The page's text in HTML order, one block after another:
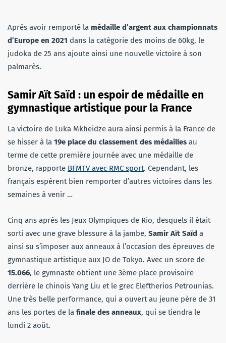
Après avoir remporté la médaille d’argent aux championnats
d’Europe en 2021 dans la catégorie des moins de 60kg, le
judoka de 25 ans ajoute ainsi une nouvelle victoire à son
palmarès.
Samir Aït Saïd : un espoir de médaille en
gymnastique artistique pour la France
La victoire de Luka Mkheidze aura ainsi permis à la France de
se hisser à la 19e place du classement des médailles au
terme de cette première journée avec une médaille de
bronze, rapporte BFMTV avec RMC sport. Cependant, les
français espèrent bien remporter d’autres victoires dans les
semaines à venir …
Cinq ans après les Jeux Olympiques de Rio, desquels il était
sorti avec une grave blessure à la jambe, Samir Aït Saïd a
ainsi su s’imposer aux anneaux à l’occasion des épreuves de
gymnastique artistique aux JO de Tokyo. Avec un score de
15.066, le gymnaste obtient une 3ème place provisoire
derrière le chinois Yang Liu et le grec Eleftherios Petrounias.
Une très belle performance, qui a ouvert au jeune père de 31
ans les portes de la finale des anneaux, qui se tiendra le
lundi 2 août.